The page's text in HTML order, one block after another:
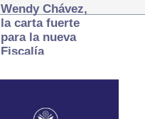
Wendy Chávez,
la carta fuerte
para la nueva
Fiscalía